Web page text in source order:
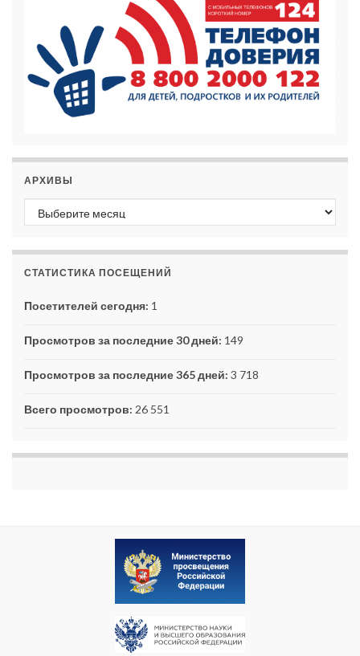
АРХИВЫ
Архивы
СТАТИСТИКА ПОСЕЩЕНИЙ
Посетителей сегодня: 1
Просмотров за последние 30 дней: 149
Просмотров за последние 365 дней: 3 718
Всего просмотров: 26 551